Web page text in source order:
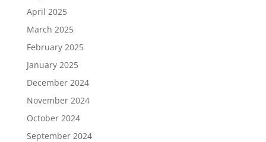
April 2025
March 2025
February 2025
January 2025
December 2024
November 2024
October 2024
September 2024